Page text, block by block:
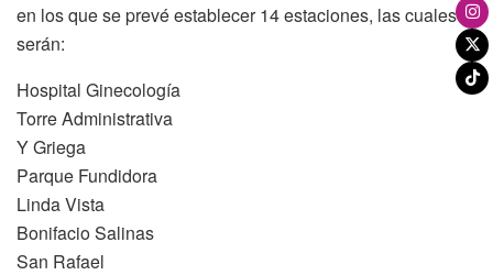
en los que se prevé establecer 14 estaciones, las cuales
serán:
Hospital Ginecología
Torre Administrativa
Y Griega
Parque Fundidora
Linda Vista
Bonifacio Salinas
San Rafael